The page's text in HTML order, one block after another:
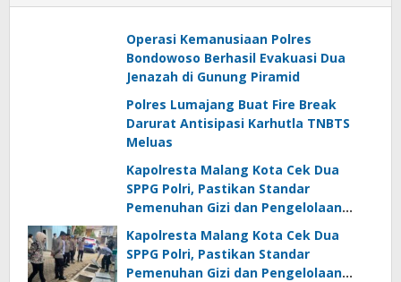
Operasi Kemanusiaan Polres
Bondowoso Berhasil Evakuasi Dua
Jenazah di Gunung Piramid
Polres Lumajang Buat Fire Break
Darurat Antisipasi Karhutla TNBTS
Meluas
Kapolresta Malang Kota Cek Dua
SPPG Polri, Pastikan Standar
Pemenuhan Gizi dan Pengelolaan
Limbah Berjalan Optimal
Kapolresta Malang Kota Cek Dua
SPPG Polri, Pastikan Standar
Pemenuhan Gizi dan Pengelolaan